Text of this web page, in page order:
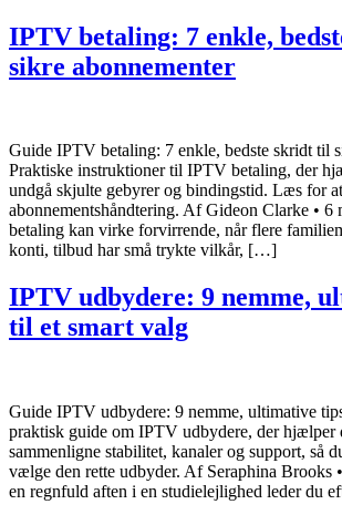
IPTV betaling: 7 enkle,
sikre abonnementer
Guide IPTV betaling: 7 enkle, bedste skridt til
Praktiske instruktioner til IPTV betaling, der
undgå skjulte gebyrer og bindingstid. Læs for
abonnementshåndtering. Af Gideon Clarke •
betaling kan virke forvirrende, når flere
konti, tilbud har små trykte vilkår, […]
IPTV udbydere: 9 nemme,
til et smart valg
Guide IPTV udbydere: 9 nemme, ultimative
praktisk guide om IPTV udbydere, der hjælper
sammenligne stabilitet, kanaler og support, så
vælge den rette udbyder. Af Seraphina Brooks
en regnfuld aften i en studielejlighed leder du